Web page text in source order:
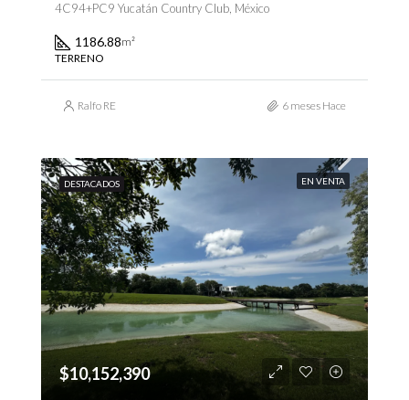
4C94+PC9 Yucatán Country Club, México
1186.88m²
TERRENO
Ralfo RE 6 meses Hace
DESTACADOS EN VENTA
$10,152,390